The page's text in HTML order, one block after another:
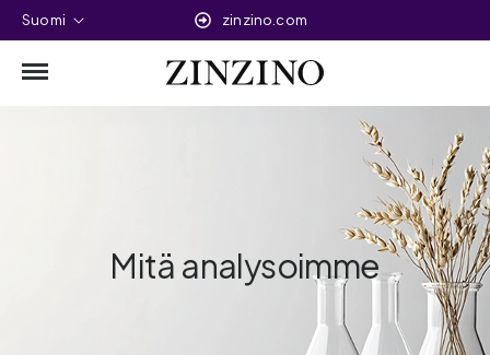
Suomi zinzino.com
Mitä analysoimme